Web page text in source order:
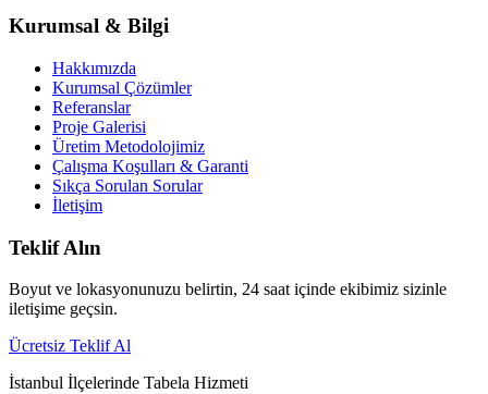
Kurumsal & Bilgi
Hakkımızda
Kurumsal Çözümler
Referanslar
Proje Galerisi
Üretim Metodolojimiz
Çalışma Koşulları & Garanti
Sıkça Sorulan Sorular
İletişim
Teklif Alın
Boyut ve lokasyonunuzu belirtin, 24 saat içinde ekibimiz sizinle
iletişime geçsin.
Ücretsiz Teklif Al
İstanbul İlçelerinde Tabela Hizmeti